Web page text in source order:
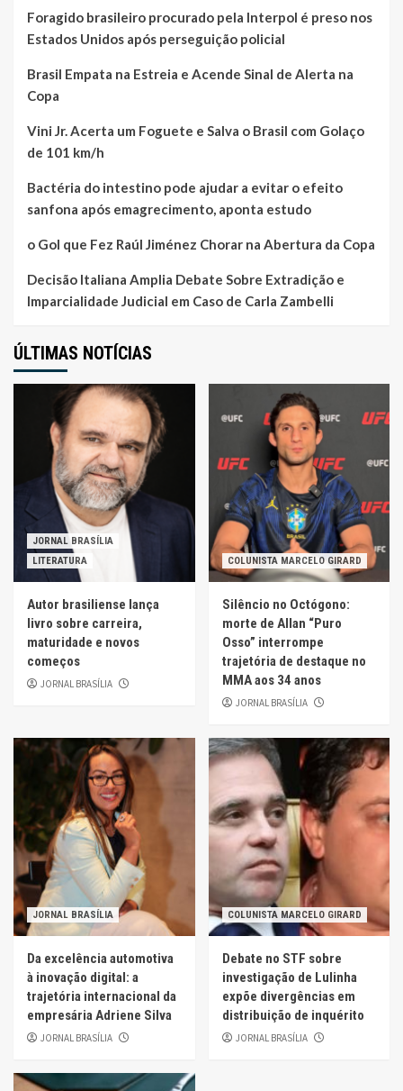
Foragido brasileiro procurado pela Interpol é preso nos
Estados Unidos após perseguição policial
Brasil Empata na Estreia e Acende Sinal de Alerta na
Copa
Vini Jr. Acerta um Foguete e Salva o Brasil com Golaço
de 101 km/h
Bactéria do intestino pode ajudar a evitar o efeito
sanfona após emagrecimento, aponta estudo
o Gol que Fez Raúl Jiménez Chorar na Abertura da Copa
Decisão Italiana Amplia Debate Sobre Extradição e
Imparcialidade Judicial em Caso de Carla Zambelli
ÚLTIMAS NOTÍCIAS
JORNAL BRASÍLIA
LITERATURA
Autor brasiliense lança
livro sobre carreira,
maturidade e novos
começos
JORNAL BRASÍLIA
COLUNISTA MARCELO GIRARD
Silêncio no Octógono:
morte de Allan “Puro
Osso” interrompe
trajetória de destaque no
MMA aos 34 anos
JORNAL BRASÍLIA
JORNAL BRASÍLIA
Da excelência automotiva
à inovação digital: a
trajetória internacional da
empresária Adriene Silva
JORNAL BRASÍLIA
COLUNISTA MARCELO GIRARD
Debate no STF sobre
investigação de Lulinha
expõe divergências em
distribuição de inquérito
JORNAL BRASÍLIA